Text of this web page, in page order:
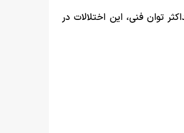
توان فنی، این اختلالات در